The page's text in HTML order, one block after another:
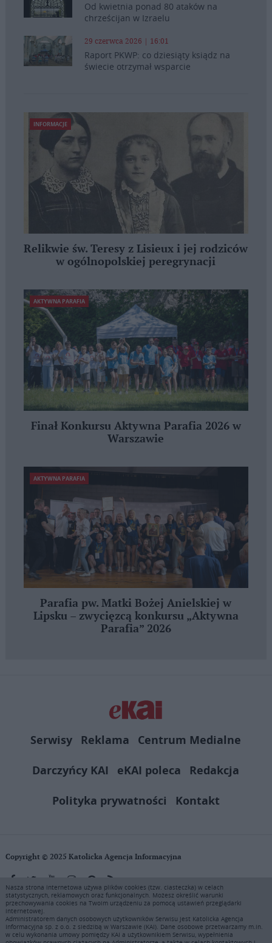
Od kwietnia ponad 80 ataków na
chrześcijan w Izraelu
29 czerwca 2026 | 16:01
Raport PKWP: co dziesiąty ksiądz na
świecie otrzymał wsparcie
INFORMACJE
Relikwie św. Teresy z Lisieux i jej rodziców
w ogólnopolskiej peregrynacji
AKTYWNA PARAFIA
Finał Konkursu Aktywna Parafia 2026 w
Warszawie
AKTYWNA PARAFIA
Parafia pw. Matki Bożej Anielskiej w
Lipsku – zwycięzcą konkursu „Aktywna
Parafia” 2026
Serwisy Reklama
Centrum Medialne
Darczyńcy KAI
eKAI poleca
Redakcja
Polityka prywatności
Kontakt
Copyright © 2025 Katolicka Agencja Informacyjna
KAI zastrzega wszelkie prawa do serwisu. Użytkownicy mogą pobierać
i drukować fragmenty zawartości serwisu internetowego www.ekai.pl
wyłącznie do użytku osobistego. Publikacja, rozpowszechnianie
zawartości niniejszego serwisu lub jej sprzedaż (także framing i in.
Nasza strona internetowa używa plików cookies (tzw. ciasteczka) w celach
statystycznych, reklamowych oraz funkcjonalnych. Możesz określić warunki
przechowywania cookies na Twoim urządzeniu za pomocą ustawień przeglądarki
internetowej.
Administratorem danych osobowych użytkowników Serwisu jest Katolicka Agencja
Informacyjna sp. z o.o. z siedzibą w Warszawie (KAI). Dane osobowe przetwarzamy m.in.
w celu wykonania umowy pomiędzy KAI a użytkownikiem Serwisu, wypełnienia